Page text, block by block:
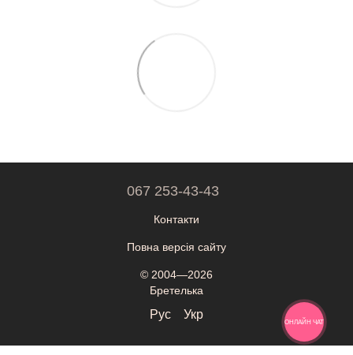
067 253-43-43
Контакти
Повна версія сайту
© 2004—2026
Бретелька
Рус Укр
ОНЛАЙН ЧАТ